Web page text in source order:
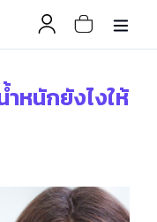
หนักยังไงให้